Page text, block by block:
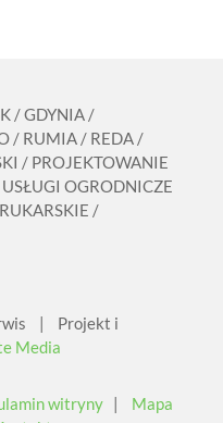
/ GDYNIA /
/ RUMIA / REDA /
/ PROJEKTOWANIE
OGRODNICZE
/
| Projekt i
Media
witryny| Mapa